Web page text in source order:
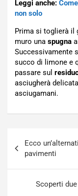
Leggi anche:
non solo
Prima si toglierà il
muro una spugna
Successivamente
succo di limone e
passare sul
asciugherà
asciugamani.
articoli
Ecco
pavimenti
Scoperti